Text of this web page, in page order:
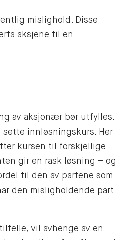
mislighold. Disse
aksjene til en
av aksjonær bør utfylles.
sette innløsningskurs. Her
kursen til forskjellige
gir en rask løsning – og
til den av partene som
den misligholdende part
vil avhenge av en